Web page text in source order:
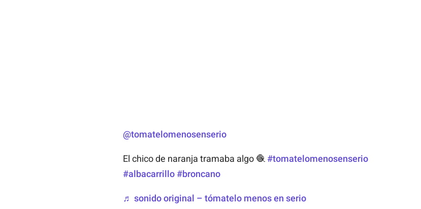
@tomatelomenosenserio
El chico de naranja tramaba algo 🧶#tomatelomenosenserio
#albacarrillo #broncano
♬ sonido original – tómatelo menos en serio